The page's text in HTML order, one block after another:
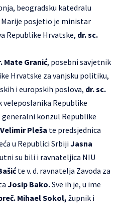
beogradsku katedralu
Marije posjetio je ministar
Republike Hrvatske, dr. sc.
Mate Granić, posebni savjetnik
Hrvatske za vanjsku politiku,
i europskih poslova, dr. sc.
veleposlanika Republike
konzul Republike
Velimir Pleša te predsjednica
u Republici SrbijiJasna
su bili i ravnateljica NIU
te v. d. ravnatelja Zavoda za
Josip Bako.Sve ih je, u ime
Mihael Sokol, župnik i